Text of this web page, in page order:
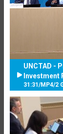
UNCTAD -
Investment
31:31 /MP4/2